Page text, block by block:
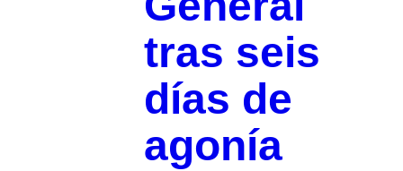
tras seis
días de
agonía